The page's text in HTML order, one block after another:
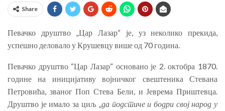
Share
Певачко друштво „Цар Лазар“ је, уз неколико прекида,
успешно деловало у Крушевцу више од 70 година.
Певачко друштво “Цар Лазар“ основано је 2. октобра 1870.
године на иницијативу војничког свештеника Стевана
Петровића, званог Поп Стева Бели, и Јеврема Приштевца.
Друштво је имало за циљ „да подстиче и бодри свој народ у